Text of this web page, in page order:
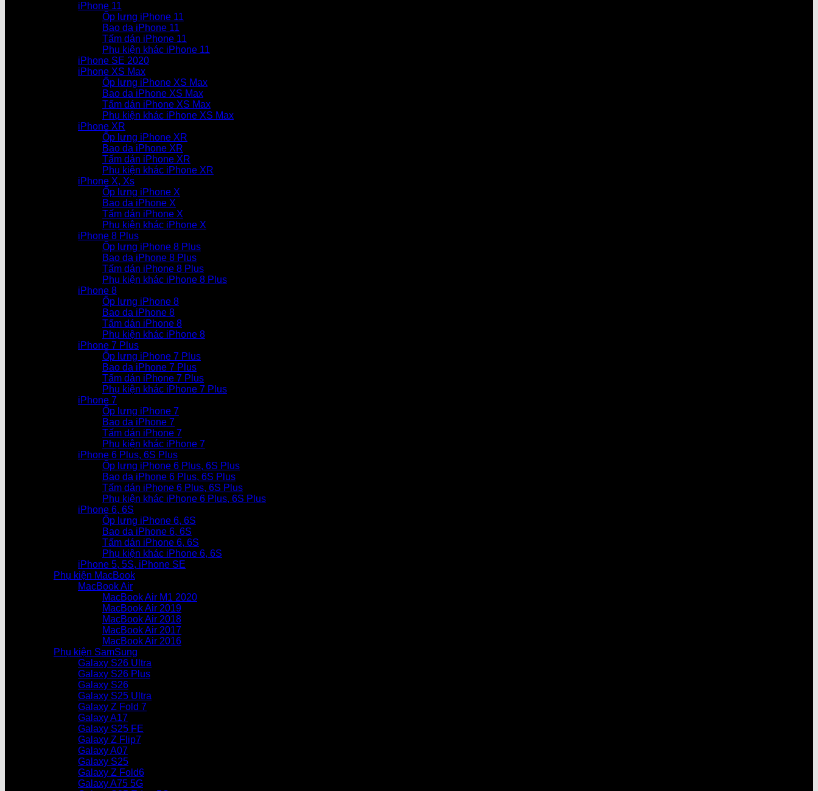
iPhone 11
Ốp lưng iPhone 11
Bao da iPhone 11
Tấm dán iPhone 11
Phụ kiện khác iPhone 11
iPhone SE 2020
iPhone XS Max
Ốp lưng iPhone XS Max
Bao da iPhone XS Max
Tấm dán iPhone XS Max
Phụ kiện khác iPhone XS Max
iPhone XR
Ốp lưng iPhone XR
Bao da iPhone XR
Tấm dán iPhone XR
Phụ kiện khác iPhone XR
iPhone X, Xs
Ốp lưng iPhone X
Bao da iPhone X
Tấm dán iPhone X
Phụ kiện khác iPhone X
iPhone 8 Plus
Ốp lưng iPhone 8 Plus
Bao da iPhone 8 Plus
Tấm dán iPhone 8 Plus
Phụ kiện khác iPhone 8 Plus
iPhone 8
Ốp lưng iPhone 8
Bao da iPhone 8
Tấm dán iPhone 8
Phụ kiện khác iPhone 8
iPhone 7 Plus
Ốp lưng iPhone 7 Plus
Bao da iPhone 7 Plus
Tấm dán iPhone 7 Plus
Phụ kiện khác iPhone 7 Plus
iPhone 7
Ốp lưng iPhone 7
Bao da iPhone 7
Tấm dán iPhone 7
Phụ kiện khác iPhone 7
iPhone 6 Plus, 6S Plus
Ốp lưng iPhone 6 Plus, 6S Plus
Bao da iPhone 6 Plus, 6S Plus
Tấm dán iPhone 6 Plus, 6S Plus
Phụ kiện khác iPhone 6 Plus, 6S Plus
iPhone 6, 6S
Ốp lưng iPhone 6, 6S
Bao da iPhone 6, 6S
Tấm dán iPhone 6, 6S
Phụ kiện khác iPhone 6, 6S
iPhone 5, 5S, iPhone SE
Phụ kiện MacBook
MacBook Air
MacBook Air M1 2020
MacBook Air 2019
MacBook Air 2018
MacBook Air 2017
MacBook Air 2016
Phụ kiện SamSung
Galaxy S26 Ultra
Galaxy S26 Plus
Galaxy S26
Galaxy S25 Ultra
Galaxy Z Fold 7
Galaxy A17
Galaxy S25 FE
Galaxy Z Flip7
Galaxy A07
Galaxy S25
Galaxy Z Fold6
Galaxy A75 5G